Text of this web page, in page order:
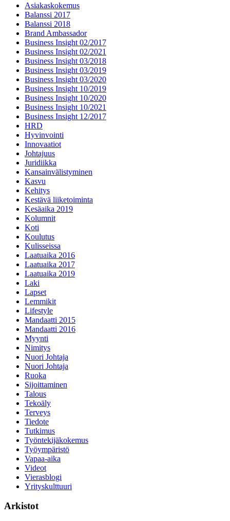
Asiakaskokemus
Balanssi 2017
Balanssi 2018
Brand Ambassador
Business Insight 02/2017
Business Insight 02/2021
Business Insight 03/2018
Business Insight 03/2019
Business Insight 03/2020
Business Insight 10/2019
Business Insight 10/2020
Business Insight 10/2021
Business Insight 12/2017
HRD
Hyvinvointi
Innovaatiot
Johtajuus
Juridiikka
Kansainvälistyminen
Kasvu
Kehitys
Kestävä liiketoiminta
Kesäaika 2019
Kolumnit
Koti
Koulutus
Kulisseissa
Laatuaika 2016
Laatuaika 2017
Laatuaika 2019
Laki
Lapset
Lemmikit
Lifestyle
Mandaatti 2015
Mandaatti 2016
Myynti
Nimitys
Nuori Johtaja
Nuori Johtaja
Ruoka
Sijoittaminen
Talous
Tekoäly
Terveys
Tiedote
Tutkimus
Työntekijäkokemus
Työympäristö
Vapaa-aika
Videot
Vierasblogi
Yrityskulttuuri
Arkistot